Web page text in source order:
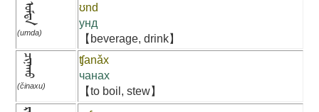
ᠤᠮᠳᠠ
(umda)
ʊnd
унд
【beverage, drink】
ᠴᠢᠨᠠᠬᠤ
(činaxu)
ʧanǎx
чанах
【to boil, stew】